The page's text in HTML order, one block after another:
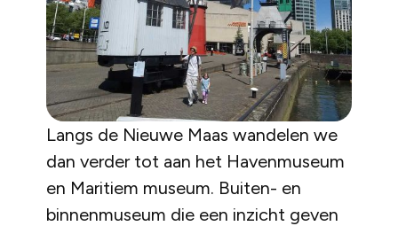
Langs de Nieuwe Maas wandelen we
dan verder tot aan het Havenmuseum
en Maritiem museum. Buiten- en
binnenmuseum die een inzicht geven